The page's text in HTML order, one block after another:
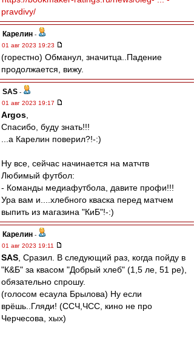
pravdivy/
Карелин -
01 авг 2023 19:23
(горестно) Обманул, значитца..Падение
продолжается, вижу.
SAS -
01 авг 2023 19:17
Argos
Спасибо, буду знать!!!
...а Карелин поверил?!-:)
Ну все, сейчас начинается на матчтв
Любимый футбол:
- Команды медиафутбола, давите профи!!!
Ура вам и....хлебного кваска перед матчем
выпить из магазина "КиБ"!-:)
Карелин -
01 авг 2023 19:11
SAS , Сразил. В следующий раз, когда пойду в
"К&Б" за квасом "Добрый хлеб" (1,5 ле, 51 ре),
обязательно спрошу.
(голосом есаула Брылова) Ну если
врёшь..Гляди! (ССЧ,ЧСС, кино не про
Черчесова, хых)